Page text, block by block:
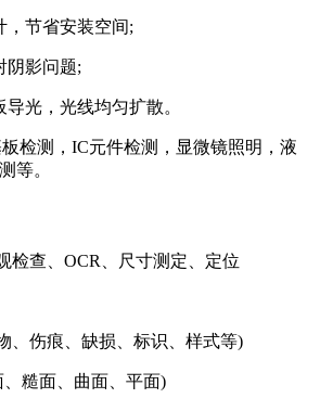
节省安装空间;
影问题;
光，光线均匀扩散。
测，IC元件检测，显微镜照明，液
等。
查、OCR、尺寸测定、定位
伤痕、缺损、标识、样式等)
面、曲面、平面)